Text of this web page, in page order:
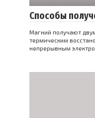
Способы
Магний получают
термическим
непрерывным